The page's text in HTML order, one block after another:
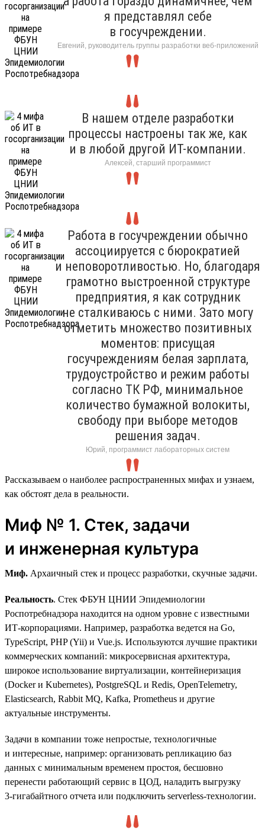
я представлял себе
в госучреждении.
Евгений, руководитель группы разработки веб-приложений
В нашем отделе разработки
процессы настроены так же, как
и в любой другой ИТ-компании.
Алексей, старший программист
Работа в госучреждении обычно
ассоциируется с бюрократией
и неповоротливостью. Но, благодаря
грамотно выстроенной структуре
предприятия, я как сотрудник
не сталкиваюсь с ними. Зато могу
отметить множество позитивных
моментов: присущая
госучреждениям белая зарплата,
трудоустройство и режим работы
согласно ТК РФ, минимальное
количество бумажной волокиты,
свободу при выборе методов
решения задач.
Юрий, программист лабораторных систем
Рассказываем о наиболее распространенных мифах и узнаем,
как обстоят дела в реальности.
Миф № 1. Стек, задачи
и инженерная культура
Миф. Архаичный стек и процесс разработки, скучные задачи.
Реальность. Стек ФБУН ЦНИИ Эпидемиологии
Роспотребнадзора находится на одном уровне с известными
ИТ-корпорациями. Например, разработка ведется на Go,
TypeScript, PHP (Yii) и Vue.js. Используются лучшие практики
коммерческих компаний: микросервисная архитектура,
широкое использование виртуализации, контейнеризация
(Docker и Kubernetes), PostgreSQL и Redis, OpenTelemetry,
Elasticsearch, Rabbit MQ, Kafka, Prometheus и другие
актуальные инструменты.
Задачи в компании тоже непростые, технологичные
и интересные, например: организовать репликацию баз
данных с минимальным временем простоя, бесшовно
перенести работающий сервис в ЦОД, наладить выгрузку
3‑гигабайтного отчета или подключить serverless-технологии.